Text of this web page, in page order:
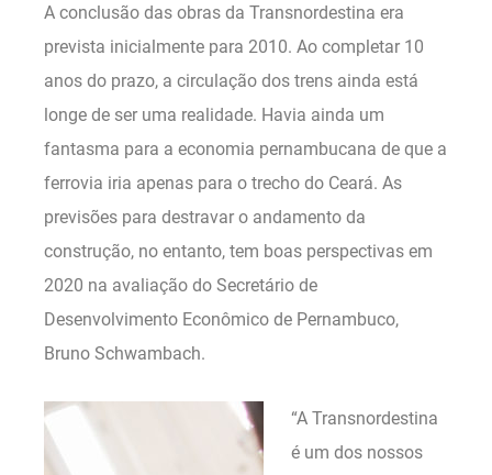
A conclusão das obras da Transnordestina era
prevista inicialmente para 2010. Ao completar 10
anos do prazo, a circulação dos trens ainda está
longe de ser uma realidade. Havia ainda um
fantasma para a economia pernambucana de que a
ferrovia iria apenas para o trecho do Ceará. As
previsões para destravar o andamento da
construção, no entanto, tem boas perspectivas em
2020 na avaliação do Secretário de
Desenvolvimento Econômico de Pernambuco,
Bruno Schwambach.
“A Transnordestina
é um dos nossos